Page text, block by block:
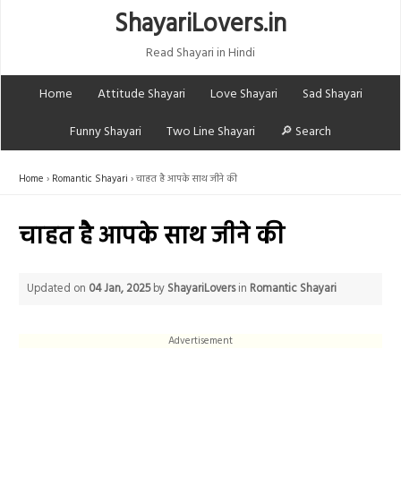
ShayariLovers.in
Read Shayari in Hindi
Home
Attitude Shayari Love Shayari
Sad Shayari
Funny Shayari
Two Line Shayari 🔎 Search
Home Romantic Shayari चाहत है आपके साथ जीने की
चाहत है आपके साथ जीने की
Updated on 04 Jan, 2025by ShayariLoversin Romantic Shayari
Advertisement